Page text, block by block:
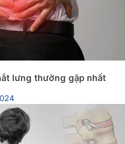
lưng thường gặp nhất